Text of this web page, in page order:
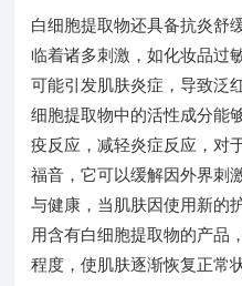
白细胞提取物还具备抗炎舒
临着诸多刺激，如化妆品过
可能引发肌肤炎症，导致泛
细胞提取物中的活性成分能
疫反应，减轻炎症反应，对
福音，它可以缓解因外界刺
与健康，当肌肤因使用新的
用含有白细胞提取物的产品
程度，使肌肤逐渐恢复正常状